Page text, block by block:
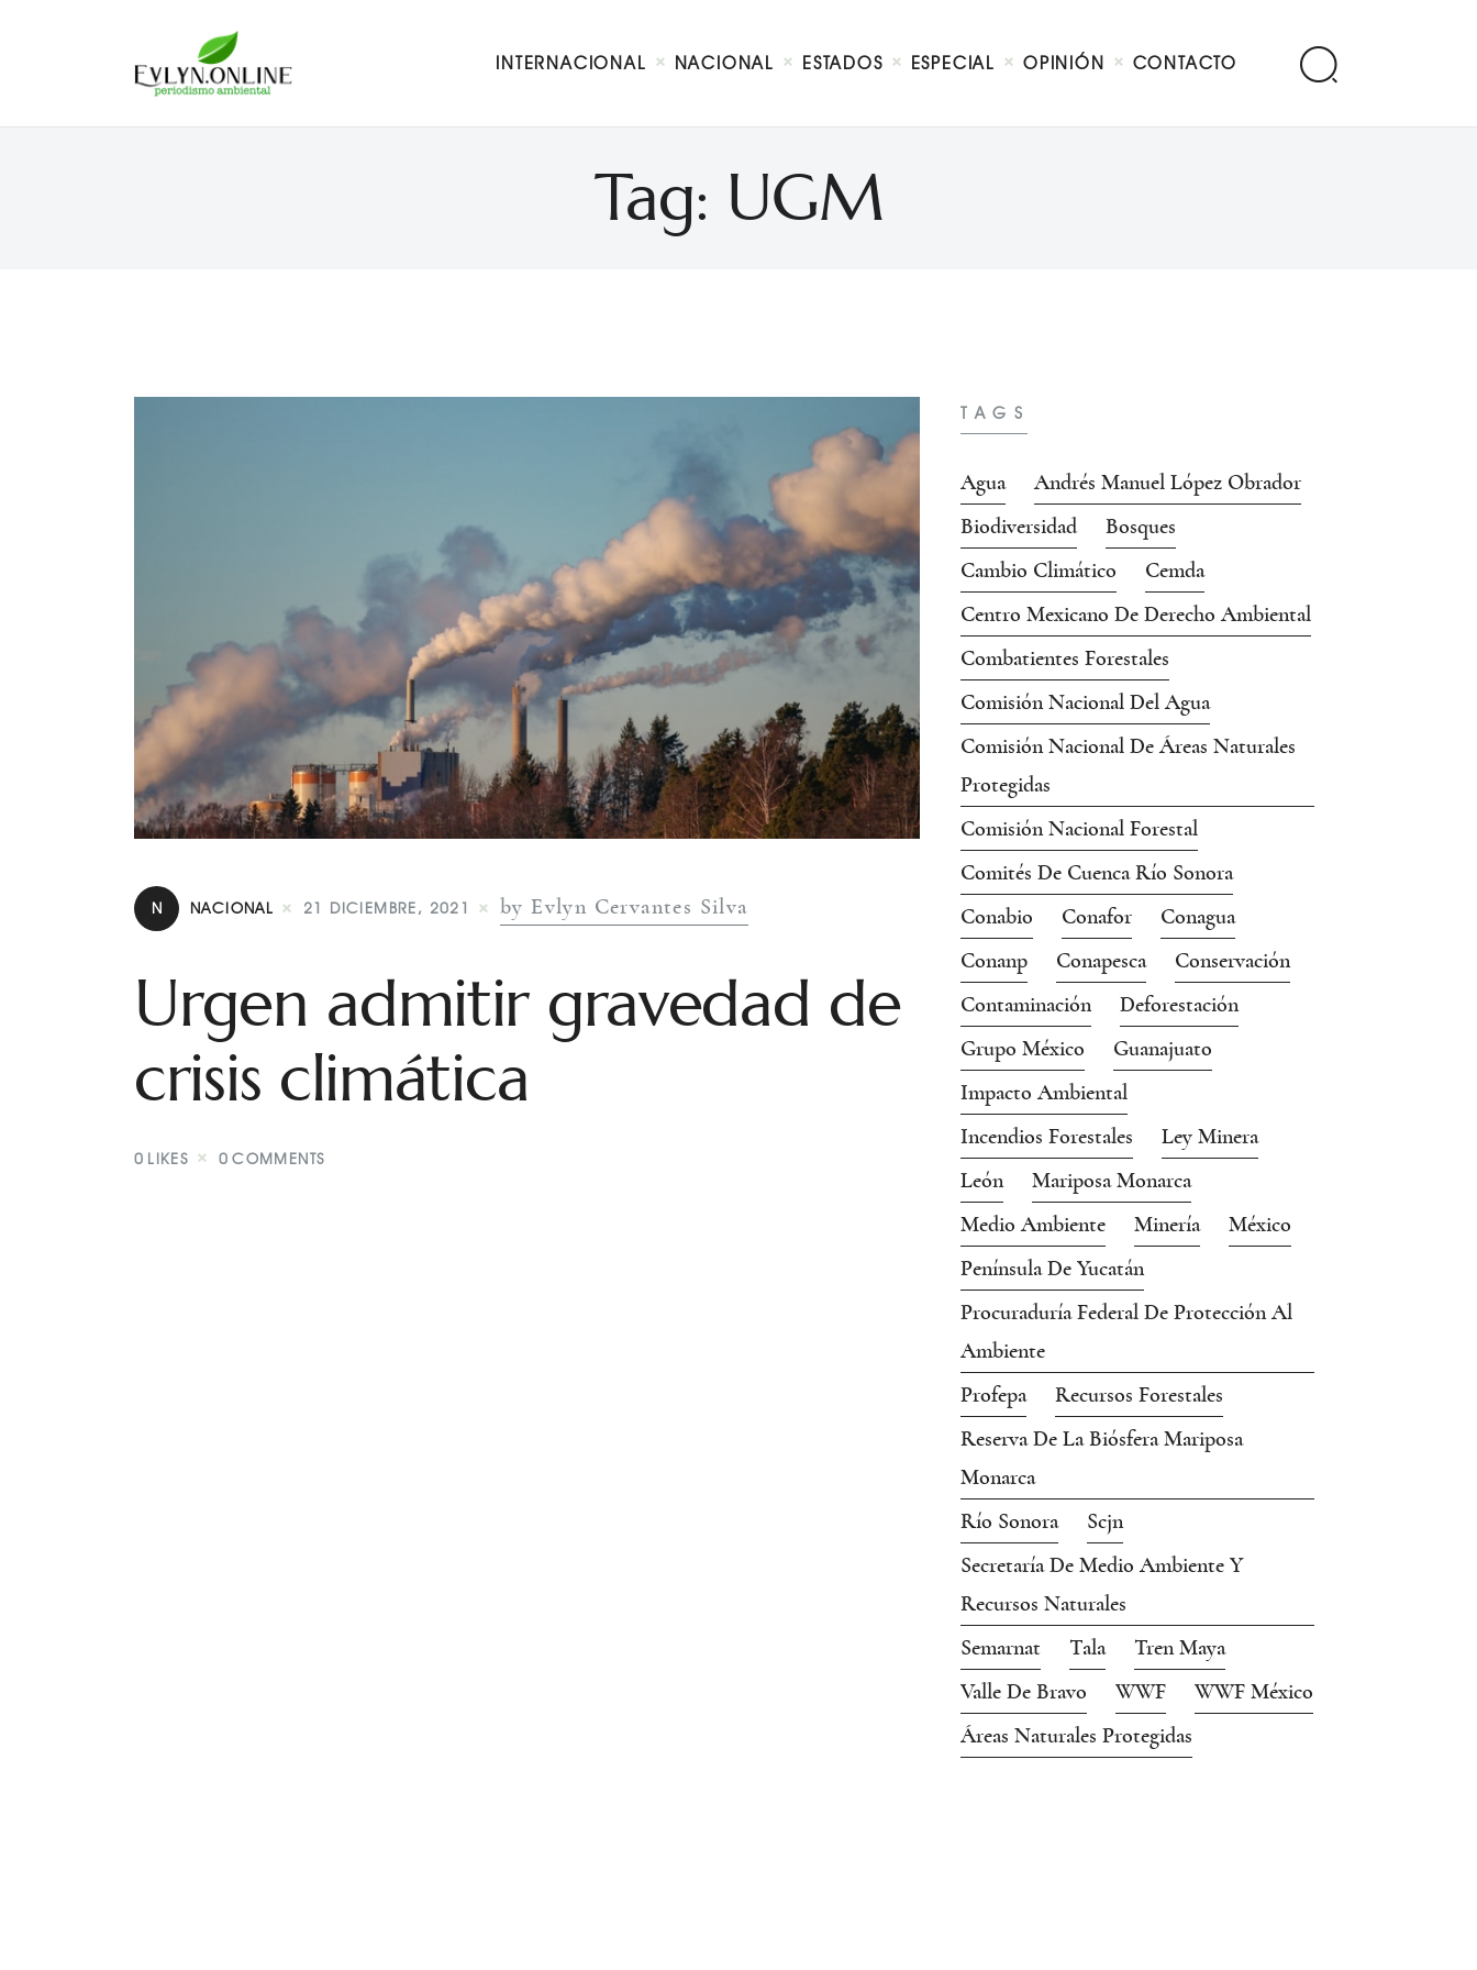
INTERNACIONAL NACIONAL ESTADOS ESPECIAL OPINIÓN CONTACTO
Tag: UGM
Evlyn Online
Periodismo para autogobernarse
Nacional
Especial
Contacto
N NACIONAL 21 DICIEMBRE, 2021 by Evlyn Cervantes Silva
Urgen admitir gravedad de
crisis climática
0 LIKES 0 COMMENTS
TAGS
Agua
Andrés Manuel López Obrador
Biodiversidad
Bosques
Cambio Climático
Cemda
Centro Mexicano De Derecho Ambiental
Combatientes Forestales
Comisión Nacional Del Agua
Comisión Nacional De Áreas Naturales
Protegidas
Comisión Nacional Forestal
Comités De Cuenca Río Sonora
Conabio
Conafor
Conagua
Conanp
Conapesca
Conservación
Contaminación
Deforestación
Grupo México
Guanajuato
Impacto Ambiental
Incendios Forestales
Ley Minera
León
Mariposa Monarca
Medio Ambiente
Minería
México
Península De Yucatán
Procuraduría Federal De Protección Al
Ambiente
Profepa
Recursos Forestales
Reserva De La Biósfera Mariposa
Monarca
Río Sonora
Scjn
Secretaría De Medio Ambiente Y
Recursos Naturales
Semarnat
Tala
Tren Maya
Valle De Bravo
WWF
WWF México
Áreas Naturales Protegidas